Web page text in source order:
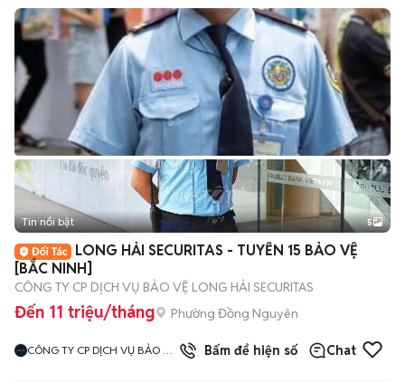
Tin nổi bật 5
LONG HẢI SECURITAS - TUYỂN 15 BẢO VỆ
[BẮC NINH]
CÔNG TY CP DỊCH VỤ BẢO VỆ LONG HẢI SECURITAS
Đến 11 triệu/tháng Phường Đồng Nguyên
CÔNG TY CP DỊCH VỤ BẢO VỆ
Bấm để hiện số Chat